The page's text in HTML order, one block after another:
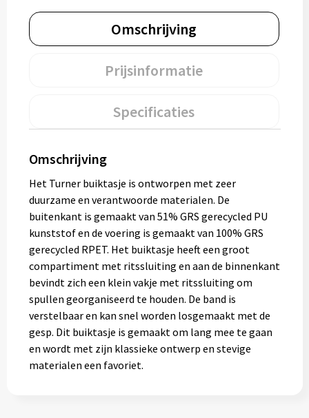
Glazen
Klassieke paraplu's
Opvouwbare paraplu's
Divers
Technologie
Omschrijving
Prijsinformatie
Specificaties
Omschrijving
Het Turner buiktasje is ontworpen met zeer
duurzame en verantwoorde materialen. De
buitenkant is gemaakt van 51% GRS gerecycled PU
kunststof en de voering is gemaakt van 100% GRS
gerecycled RPET. Het buiktasje heeft een groot
compartiment met ritssluiting en aan de binnenkant
bevindt zich een klein vakje met ritssluiting om
spullen georganiseerd te houden. De band is
verstelbaar en kan snel worden losgemaakt met de
gesp. Dit buiktasje is gemaakt om lang mee te gaan
en wordt met zijn klassieke ontwerp en stevige
materialen een favoriet.